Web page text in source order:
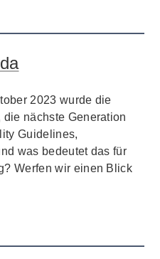
2023 wurde die
die nächste Generation
Guidelines,
was bedeutet das für
Werfen wir einen Blick